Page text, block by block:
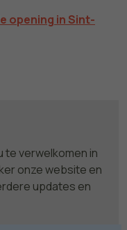
opening in Sint-
te verwelkomen in
onze website en
updates en